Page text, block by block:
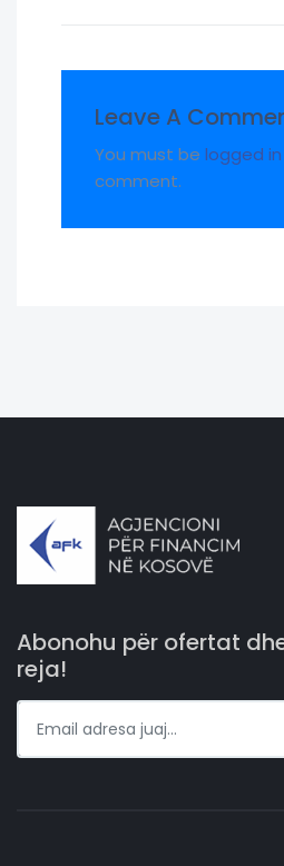
Leave A
You must be logged in
comment.
Abonohu për ofertat
reja!